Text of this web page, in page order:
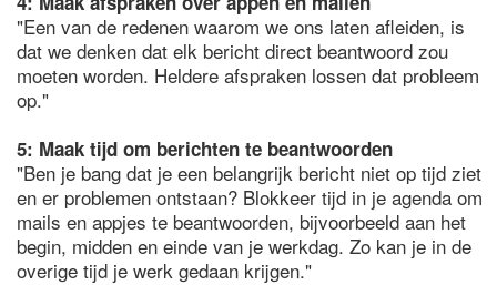
"Een van de redenen waarom we ons laten afleiden, is
dat we denken dat elk bericht direct beantwoord zou
moeten worden. Heldere afspraken lossen dat probleem
op."
5: Maak tijd om berichten te beantwoorden
"Ben je bang dat je een belangrijk bericht niet op tijd ziet
en er problemen ontstaan? Blokkeer tijd in je agenda om
mails en appjes te beantwoorden, bijvoorbeeld aan het
begin, midden en einde van je werkdag. Zo kan je in de
overige tijd je werk gedaan krijgen."